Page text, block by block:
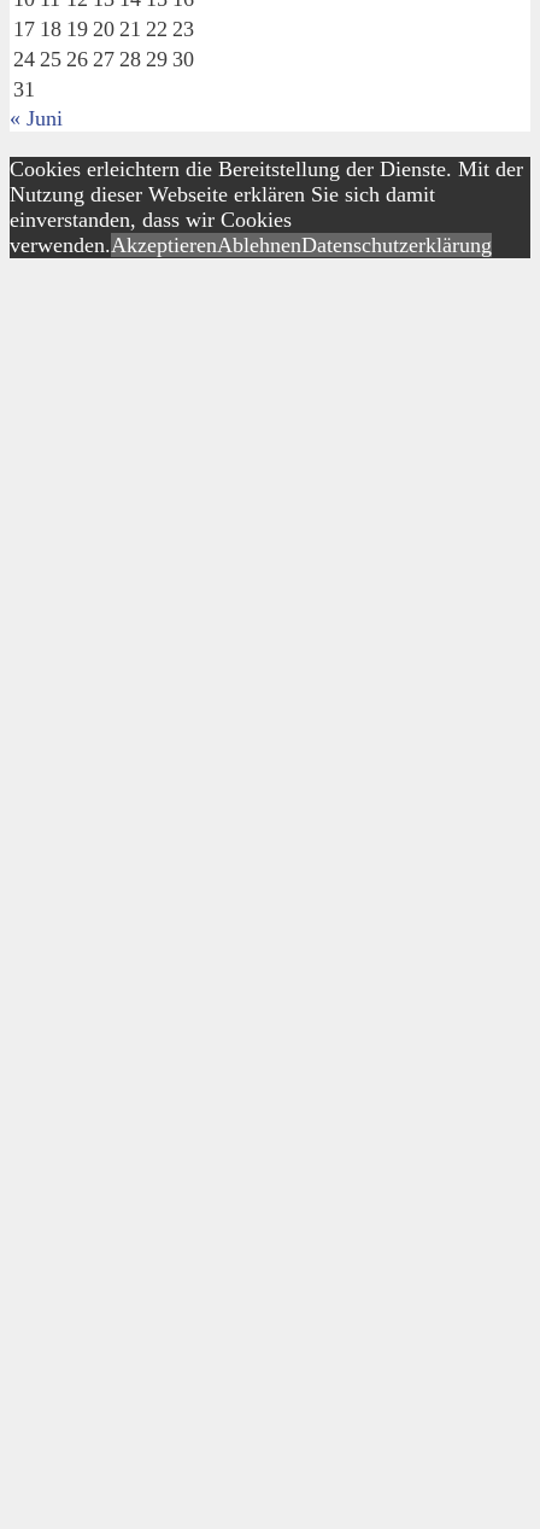
17 18 19 20 21 22 23
24 25 26 27 28 29 30
31
« Juni
Cookies erleichtern die Bereitstellung der Dienste. Mit der
Nutzung dieser Webseite erklären Sie sich damit
einverstanden, dass wir Cookies
verwenden.AkzeptierenAblehnenDatenschutzerklärung